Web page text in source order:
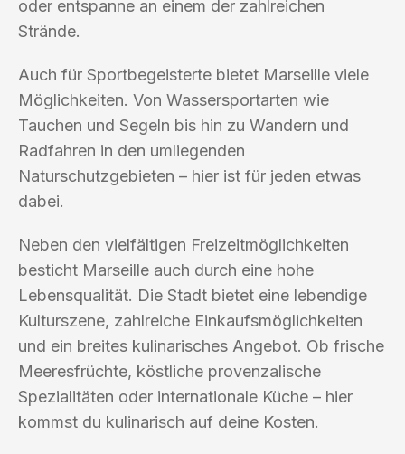
oder entspanne an einem der zahlreichen
Strände.
Auch für Sportbegeisterte bietet Marseille viele
Möglichkeiten. Von Wassersportarten wie
Tauchen und Segeln bis hin zu Wandern und
Radfahren in den umliegenden
Naturschutzgebieten – hier ist für jeden etwas
dabei.
Neben den vielfältigen Freizeitmöglichkeiten
besticht Marseille auch durch eine hohe
Lebensqualität. Die Stadt bietet eine lebendige
Kulturszene, zahlreiche Einkaufsmöglichkeiten
und ein breites kulinarisches Angebot. Ob frische
Meeresfrüchte, köstliche provenzalische
Spezialitäten oder internationale Küche – hier
kommst du kulinarisch auf deine Kosten.